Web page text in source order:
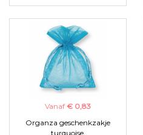
Vanaf € 0,83
Organza geschenkzakje
turquoise.